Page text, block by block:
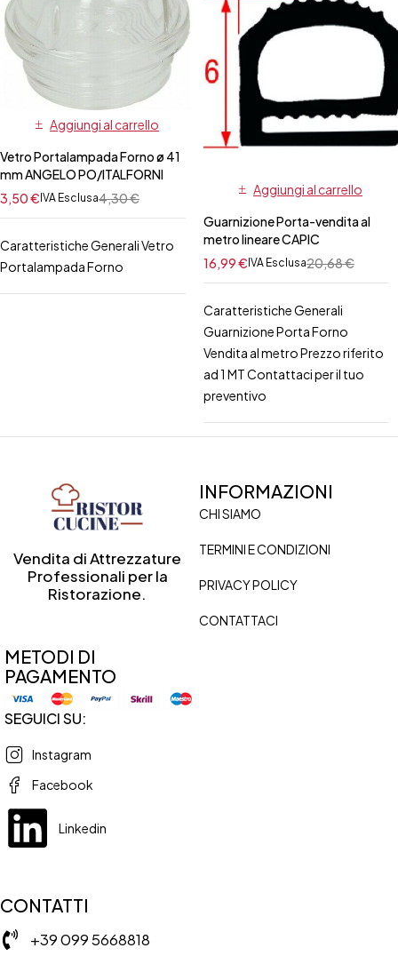
Aggiungi al carrello
Vetro Portalampada Forno ø 41
mm ANGELO PO/ITALFORNI
4,30€
3,50€ IVA Esclusa
Caratteristiche Generali Vetro
Portalampada Forno
Aggiungi al carrello
Guarnizione Porta-vendita al
metro lineare CAPIC
20,68€
16,99€IVA Esclusa
Caratteristiche Generali
Guarnizione Porta Forno
Vendita al metro Prezzo riferito
ad 1 MT Contattaci per il tuo
preventivo
Vendita di Attrezzature
Professionali per la
Ristorazione.
INFORMAZIONI
CHI SIAMO
TERMINI E CONDIZIONI
PRIVACY POLICY
CONTATTACI
METODI DI
PAGAMENTO
SEGUICI SU:
Instagram
Facebook
Linkedin
CONTATTI
+39 099 5668818